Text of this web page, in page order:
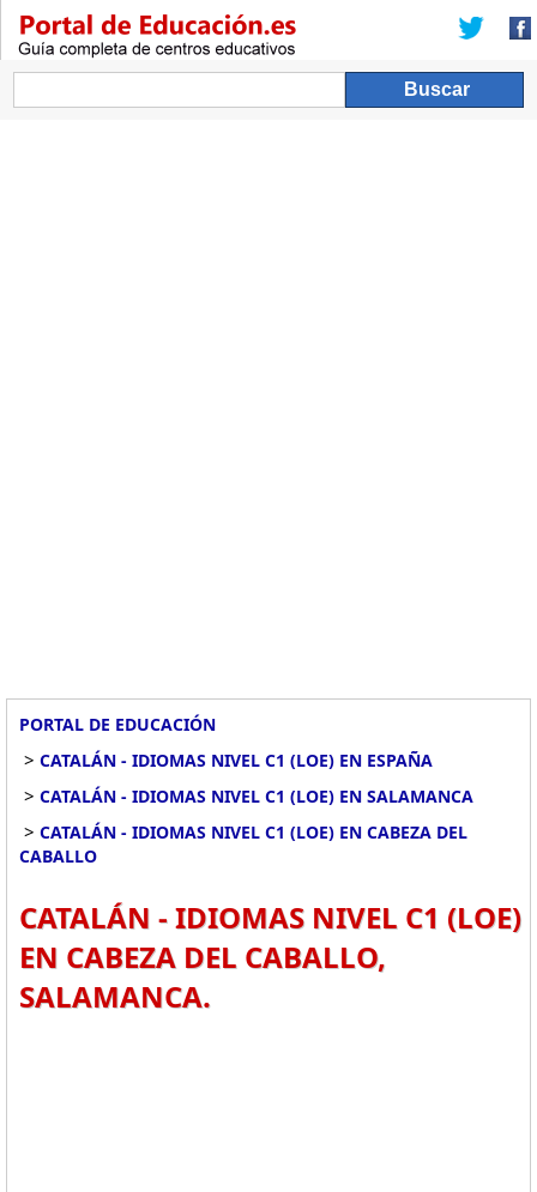
PORTAL DE EDUCACIÓN
> CATALÁN - IDIOMAS NIVEL C1 (LOE) EN ESPAÑA
> CATALÁN - IDIOMAS NIVEL C1 (LOE) EN SALAMANCA
> CATALÁN - IDIOMAS NIVEL C1 (LOE) EN CABEZA DEL
CABALLO
CATALÁN - IDIOMAS NIVEL C1 (LOE)
EN CABEZA DEL CABALLO,
SALAMANCA.